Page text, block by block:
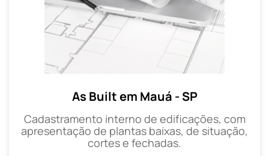
As Built em Mauá - SP
Cadastramento interno de edificações, com
apresentação de plantas baixas, de situação,
cortes e fechadas.